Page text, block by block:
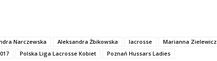
Narczewska Aleksandra Żbikowska lacrosse
Marianna Zielewicz
Polska Liga Lacrosse Kobiet
Poznań Hussars Ladies